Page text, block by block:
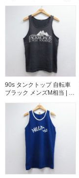
90s タンクトップ 自転車
ブラック メンズM相当 | 古